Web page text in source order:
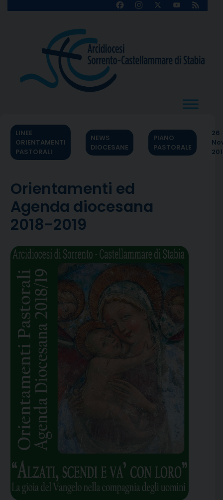
FacebookInstagram
X
YouTube
Feed
LINEE
ORIENTAMENTI
PASTORALI
NEWS
DIOCESANE
PIANO
PASTORALE
26
Orientamenti ed
Agenda diocesana
2018-2019